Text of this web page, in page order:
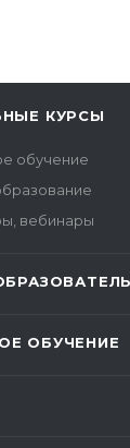
КУРСЫ
обучение
вебинары
ОБУЧЕНИЕ